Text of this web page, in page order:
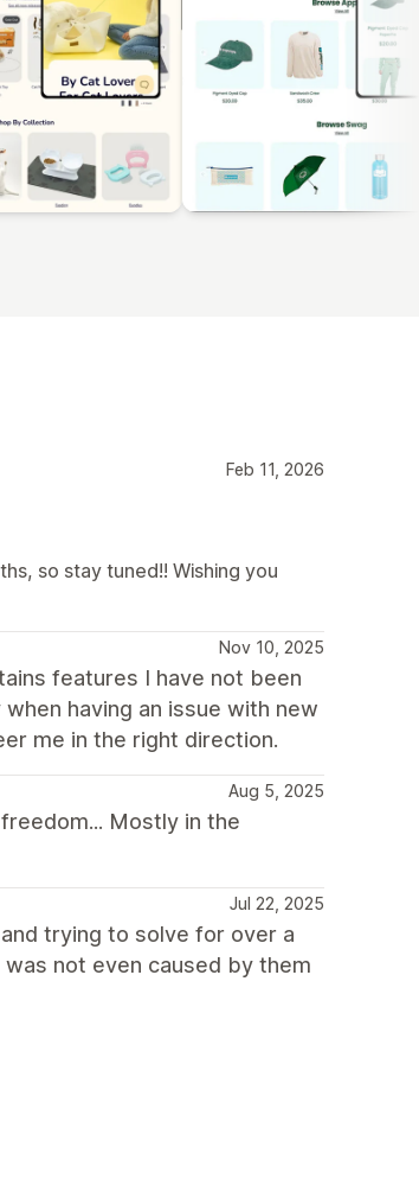
Feb 11, 2026
so stay tuned!! Wishing you
Nov 10, 2025
features I have not been
having an issue with new
me in the right direction.
Aug 5, 2025
Mostly in the
Jul 22, 2025
trying to solve for over a
not even caused by them